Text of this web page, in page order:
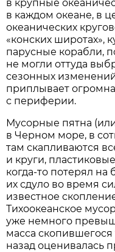
в крупные
в каждом океане, в
океанических
«конских широтах»,
парусные корабли,
не могли оттуда
сезонных
приплывает
с периферии.
Мусорные пятна
в Черном море, в
там скапливаются
и круги,
когда-то потерял на
их сдуло во время
известное
Тихоокеанское
уже немного
масса
назад оценивалась